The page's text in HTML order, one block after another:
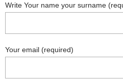
Write Your name your surname
Your email (required)